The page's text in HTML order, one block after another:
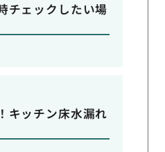
チェックしたい場
キッチン床水漏れ